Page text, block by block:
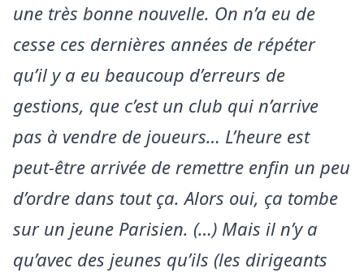
une très bonne nouvelle. On n’a eu de
cesse ces dernières années de répéter
qu’il y a eu beaucoup d’erreurs de
gestions, que c’est un club qui n’arrive
pas à vendre de joueurs… L’heure est
peut-être arrivée de remettre enfin un peu
d’ordre dans tout ça. Alors oui, ça tombe
sur un jeune Parisien. (…) Mais il n’y a
qu’avec des jeunes qu’ils (les dirigeants